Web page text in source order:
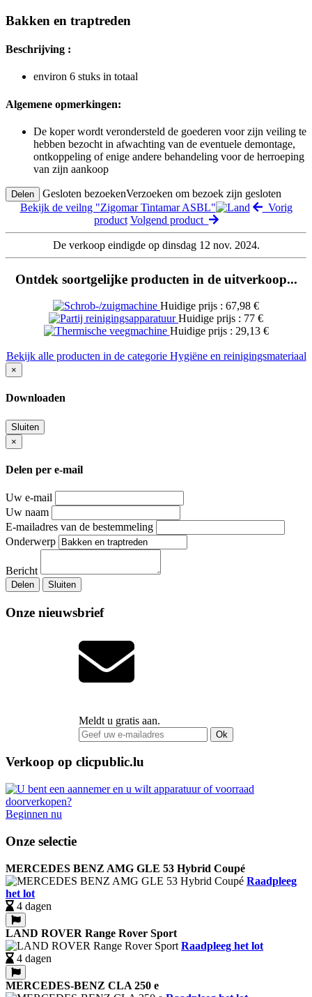
Bakken en traptreden
Beschrijving :
environ 6 stuks in totaal
Algemene opmerkingen:
De koper wordt verondersteld de goederen voor zijn veiling te
hebben bezocht in afwachting van de eventuele demontage,
ontkoppeling of enige andere behandeling voor de herroeping
van zijn aankoop
Delen Gesloten bezoekenVerzoeken om bezoek zijn gesloten
Bekijk de veilng "Zigomar Tintamar ASBL"
Vorig
product Volgend product
De verkoop eindigde op dinsdag 12 nov. 2024.
Ontdek soortgelijke producten in de uitverkoop...
Huidige prijs : 67,98 €
Huidige prijs : 77 €
Huidige prijs : 29,13 €
Bekijk alle producten in de categorie Hygiëne en reinigingsmateriaal
×
Downloaden
Sluiten
×
Delen per e-mail
Uw e-mail
Uw naam
E-mailadres van de bestemmeling
Onderwerp
Bericht
Delen Sluiten
Onze nieuwsbrief
Meldt u gratis aan.
Ok
Verkoop op clicpublic.lu
Beginnen nu
Onze selectie
MERCEDES BENZ AMG GLE 53 Hybrid Coupé
Raadpleeg
het lot
4 dagen
LAND ROVER Range Rover Sport
Raadpleeg het lot
4 dagen
MERCEDES-BENZ CLA 250 e